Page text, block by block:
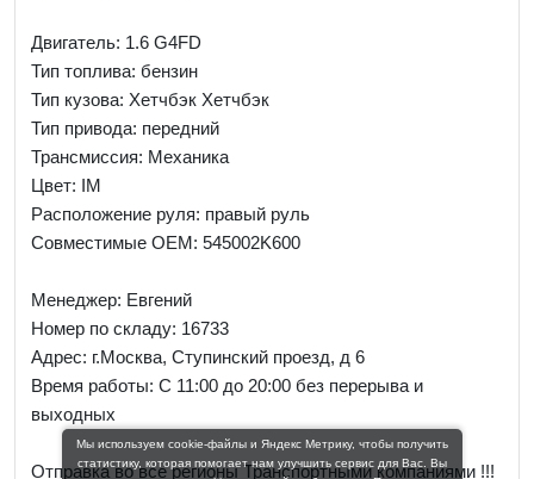
Двигатель: 1.6 G4FD
Тип топлива: бензин
Тип кузова: Хетчбэк Хетчбэк
Тип привода: передний
Трансмиссия: Механика
Цвет: IM
Расположение руля: правый руль
Совместимые OEM: 545002K600
Менеджер: Евгений
Номер по складу: 16733
Адрес: г.Москва, Ступинский проезд, д 6
Время работы: С 11:00 до 20:00 без перерыва и
выходных
Отправка во все регионы Транспортными компаниями !!!
Мы используем cookie-файлы и Яндекс Метрику, чтобы получить
статистику, которая помогает нам улучшить сервис для Вас. Вы